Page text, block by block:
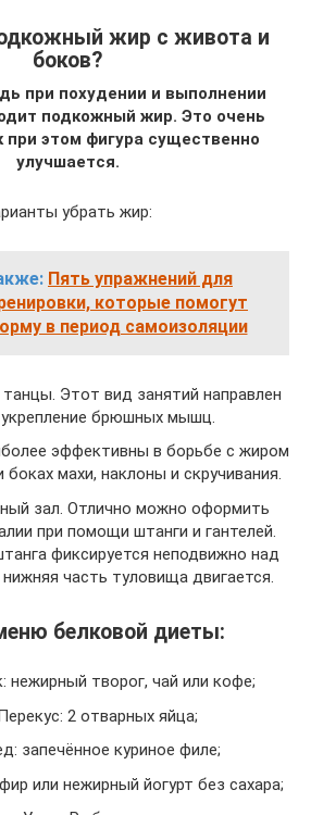
жир с живота и
боков?
при похудении и выполнении
подкожный жир. Это очень
при этом фигура существенно
улучшается.
убрать жир:
Пять упражнений для
которые помогут
в период самоизоляции
Этот вид занятий направлен
брюшных мышц.
эффективны в борьбе с жиром
боках махи, наклоны и скручивания.
зал. Отлично можно оформить
при помощи штанги и гантелей.
фиксируется неподвижно над
часть туловища двигается.
белковой диеты:
нежирный творог, чай или кофе;
2 отварных яйца;
запечённое куриное филе;
или нежирный йогурт без сахара;